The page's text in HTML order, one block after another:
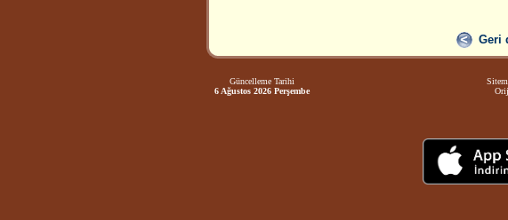
Geri
Güncelleme Tarihi
6 Ağustos 2026 Perşembe